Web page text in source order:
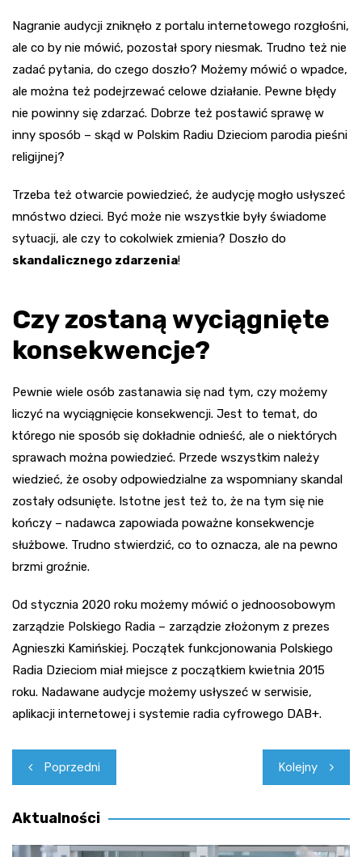
Nagranie audycji zniknęło z portalu internetowego rozgłośni,
ale co by nie mówić, pozostał spory niesmak. Trudno też nie
zadać pytania, do czego doszło? Możemy mówić o wpadce,
ale można też podejrzewać celowe działanie. Pewne błędy
nie powinny się zdarzać. Dobrze też postawić sprawę w
inny sposób – skąd w Polskim Radiu Dzieciom parodia pieśni
religijnej?
Trzeba też otwarcie powiedzieć, że audycję mogło usłyszeć
mnóstwo dzieci. Być może nie wszystkie były świadome
sytuacji, ale czy to cokolwiek zmienia? Doszło do
skandalicznego zdarzenia!
Czy zostaną wyciągnięte
konsekwencje?
Pewnie wiele osób zastanawia się nad tym, czy możemy
liczyć na wyciągnięcie konsekwencji. Jest to temat, do
którego nie sposób się dokładnie odnieść, ale o niektórych
sprawach można powiedzieć. Przede wszystkim należy
wiedzieć, że osoby odpowiedzialne za wspomniany skandal
zostały odsunięte. Istotne jest też to, że na tym się nie
kończy – nadawca zapowiada poważne konsekwencje
służbowe. Trudno stwierdzić, co to oznacza, ale na pewno
brzmi groźnie.
Od stycznia 2020 roku możemy mówić o jednoosobowym
zarządzie Polskiego Radia – zarządzie złożonym z prezes
Agnieszki Kamińskiej. Początek funkcjonowania Polskiego
Radia Dzieciom miał miejsce z początkiem kwietnia 2015
roku. Nadawane audycje możemy usłyszeć w serwisie,
aplikacji internetowej i systemie radia cyfrowego DAB+.
Nawigacja
wpisu
Poprzedni Kolejny
Aktualności